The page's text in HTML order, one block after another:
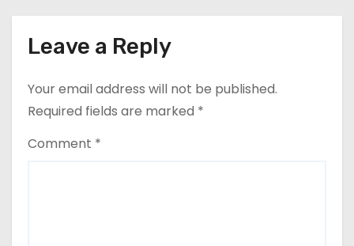
Leave a Reply
Your email address will not be published.
Required fields are marked *
Comment *